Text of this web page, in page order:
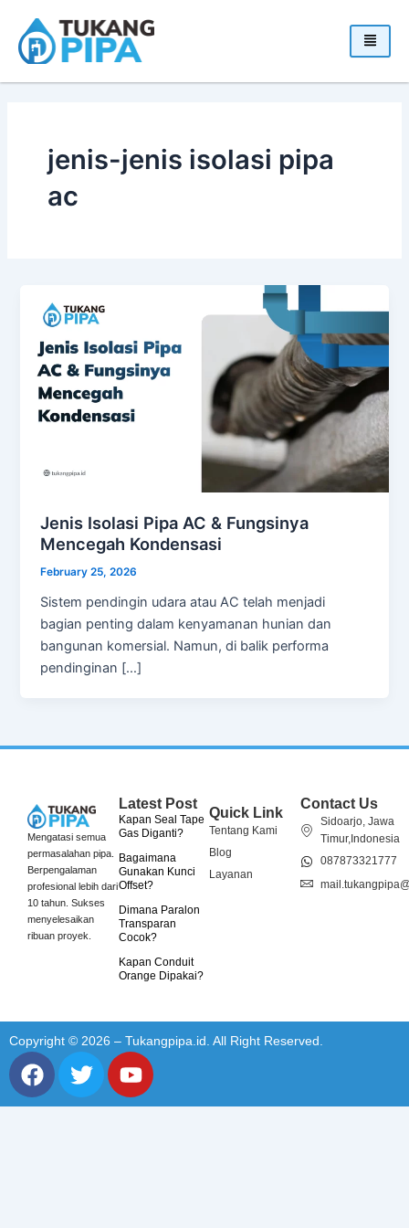
content
jenis-jenis isolasi pipa
ac
Jenis Isolasi Pipa AC & Fungsinya
Mencegah Kondensasi
February 25, 2026
Sistem pendingin udara atau AC telah menjadi
bagian penting dalam kenyamanan hunian dan
bangunan komersial. Namun, di balik performa
pendinginan […]
Mengatasi semua
permasalahan pipa.
Berpengalaman
profesional lebih dari
10 tahun. Sukses
menyelesaikan
ribuan proyek.
Latest Post
Kapan Seal Tape
Gas Diganti?
Bagaimana
Gunakan Kunci
Offset?
Dimana Paralon
Transparan
Cocok?
Kapan Conduit
Orange Dipakai?
Quick Link
Tentang Kami
Blog
Layanan
Contact Us
Sidoarjo, Jawa
Timur,Indonesia
087873321777
Copyright © 2026 – Tukangpipa.id. All Right Reserved.
F
a
c
T
w
i
Y
o
u